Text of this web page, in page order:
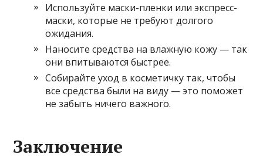
Используйте маски-пленки или экспресс-
маски, которые не требуют долгого
ожидания.
Наносите средства на влажную кожу — так
они впитываются быстрее.
Собирайте уход в косметичку так, чтобы
все средства были на виду — это поможет
не забыть ничего важного.
Заключение